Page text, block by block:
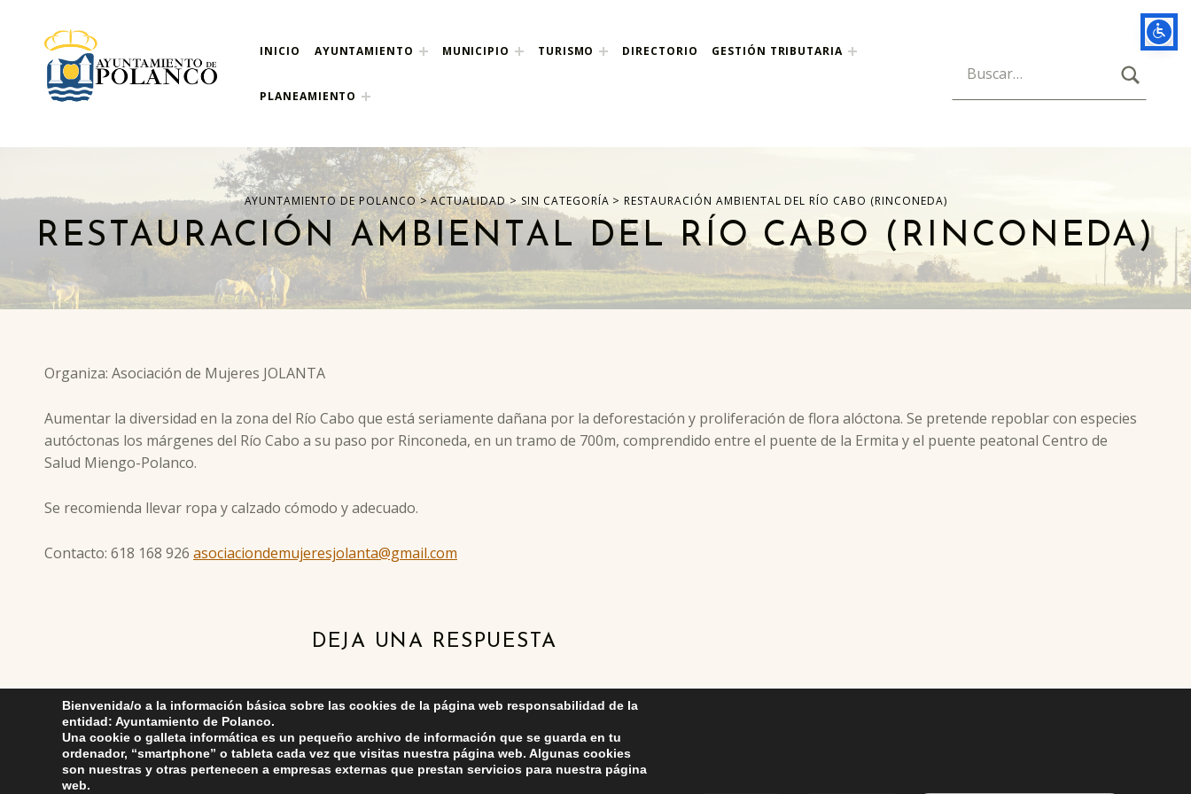
ayuntamiento de polanco
AYUNTAMIENTO DE POLANCO
INICIO AYUNTAMIENTO MUNICIPIO TURISMO DIRECTORIO GESTIÓN TRIBUTARIA
PLANEAMIENTO
Búsqueda para:
AYUNTAMIENTO DE POLANCO>ACTUALIDAD>SIN CATEGORÍA >RESTAURACIÓN AMBIENTAL DEL RÍO CABO (RINCONEDA)
RESTAURACIÓN AMBIENTAL DEL RÍO CABO (RINCONEDA)
Organiza: Asociación de Mujeres JOLANTA
Aumentar la diversidad en la zona del Río Cabo que está seriamente dañana por la deforestación y proliferación de flora alóctona. Se pretende repoblar con especies
autóctonas los márgenes del Río Cabo a su paso por Rinconeda, en un tramo de 700m, comprendido entre el puente de la Ermita y el puente peatonal Centro de
Salud Miengo-Polanco.
Se recomienda llevar ropa y calzado cómodo y adecuado.
Contacto: 618 168 926 asociaciondemujeresjolanta@gmail.com
DEJA UNA RESPUESTA
Lo siento, debes estarconectadopara publicar un comentario.
Bienvenida/o a la información básica sobre las cookies de la página web responsabilidad de la
entidad: Ayuntamiento de Polanco.
Una cookie o galleta informática es un pequeño archivo de información que se guarda en tu
ordenador, “smartphone” o tableta cada vez que visitas nuestra página web. Algunas cookies
son nuestras y otras pertenecen a empresas externas que prestan servicios para nuestra página
web.